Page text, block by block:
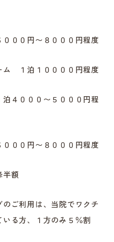
００円〜８０００円程度
ム １泊１００００円程度
４０００〜５０００円程
００円〜８０００円程度
半額
ご利用は、当院でワクチ
る方、１方のみ５％割